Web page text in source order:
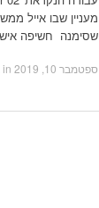
שסימנה חשיפה
ספטמבר 10, 2019